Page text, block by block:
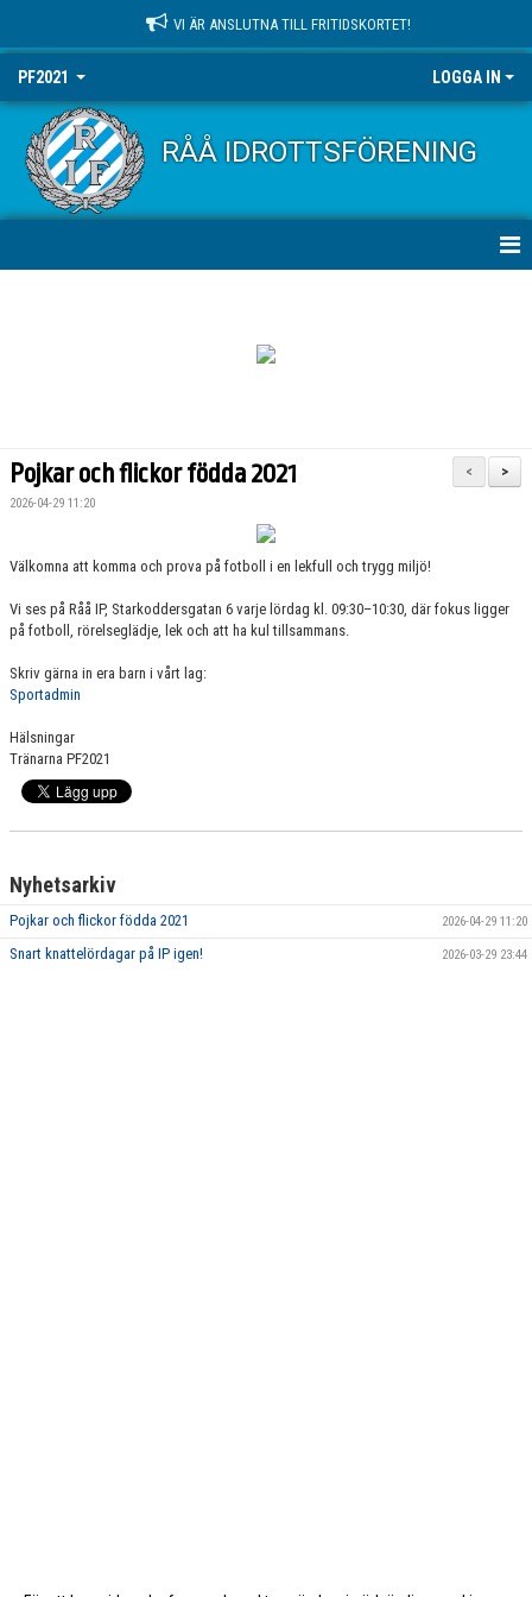
VI ÄR ANSLUTNA TILL FRITIDSKORTET!
PF2021 LOGGA IN
RÅÅ IDROTTSFÖRENING
TRUPPEN
DOKUMENT
>
<
Pojkar och flickor födda 2021
2026-04-29 11:20
Välkomna att komma och prova på fotboll i en lekfull och trygg miljö!
Vi ses på Råå IP, Starkoddersgatan 6 varje lördag kl. 09:30–10:30, där fokus ligger
på fotboll, rörelseglädje, lek och att ha kul tillsammans.
Skriv gärna in era barn i vårt lag:
Sportadmin
Hälsningar
Tränarna PF2021
Nyhetsarkiv
Pojkar och flickor födda 2021 2026-04-29 11:20
Snart knattelördagar på IP igen! 2026-03-29 23:44